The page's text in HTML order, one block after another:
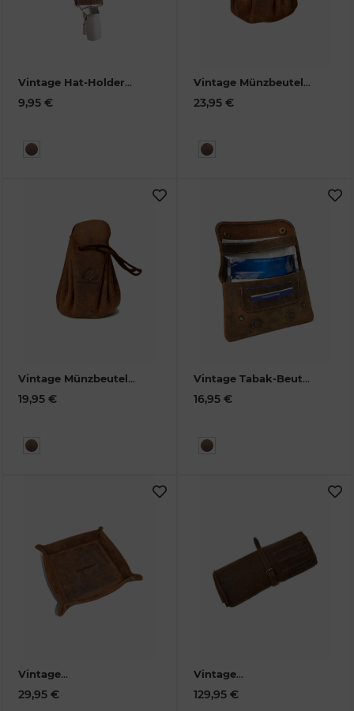
Vintage Hat-Holder
Leder1568-HH-25
9,95 €
Vintage Münzbeutel-1
groß Leder
23,95 €
Vintage Münzbeutel-1
medium Leder
19,95 €
Vintage Tabak-Beutel
Leder1644-25
16,95 €
Vintage
Taschenleerer Leder
XX1-Big-25
29,95 €
Vintage
Werkzeugrolle Leder
brown
129,95 €